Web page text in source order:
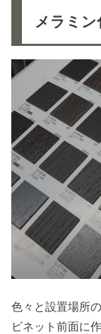
メラミン
色々と設置場所
ビネット前面に